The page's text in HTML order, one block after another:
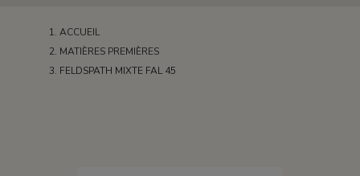
ACCUEIL
MATIÈRES PREMIÈRES
FELDSPATH MIXTE FAL 45